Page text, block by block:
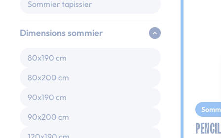
Sommier tapissier
Dimensions sommier
80x190 cm
80x200 cm
90x190 cm
90x200 cm
PENCIL